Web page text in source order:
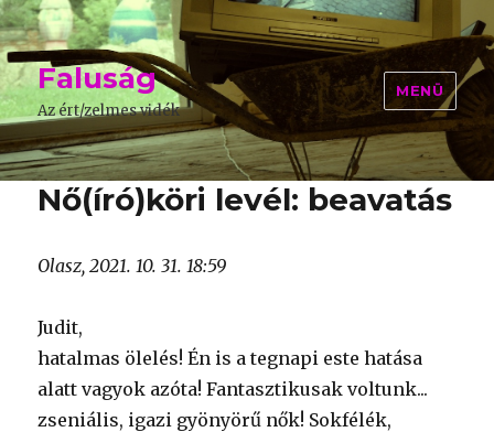
Faluság
Az ért/zelmes vidék
MENÜ
Nő(író)köri levél: beavatás
Olasz, 2021. 10. 31. 18:59
Judit,
hatalmas ölelés! Én is a tegnapi este hatása
alatt vagyok azóta! Fantasztikusak voltunk...
zseniális, igazi gyönyörű nők! Sokfélék,